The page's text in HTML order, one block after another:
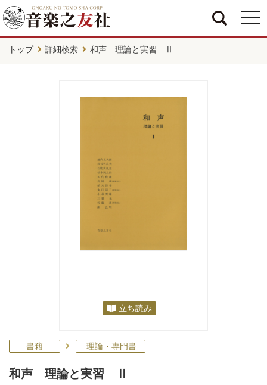
トップ 詳細検索 和声 理論と実習 Ⅱ
立ち読み
書籍 理論・専門書
和声 理論と実習 Ⅱ